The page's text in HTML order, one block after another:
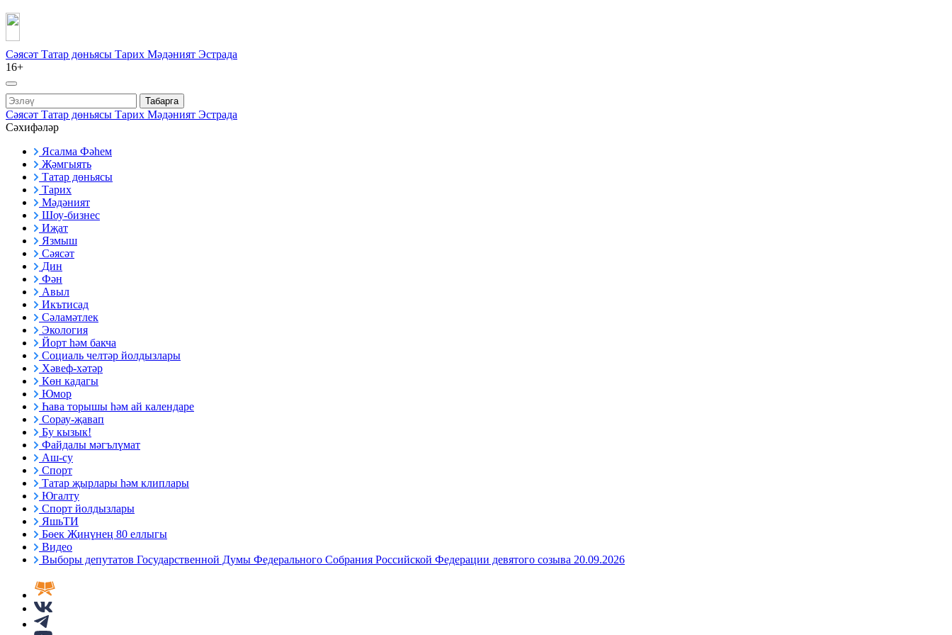
Сәясәт Татар дөньясы Тарих Мәдәният Эстрада
16+
Табарга
Сәясәт Татар дөньясы Тарих Мәдәният Эстрада
Сәхифәләр
Ясалма Фәһем
Җәмгыять
Татар дөньясы
Тарих
Мәдәният
Шоу-бизнес
Иҗат
Язмыш
Сәясәт
Дин
Фән
Авыл
Икътисад
Сәламәтлек
Экология
Йорт һәм бакча
Социаль челтәр йолдызлары
Хәвеф-хәтәр
Көн кадагы
Юмор
Һава торышы һәм ай календаре
Сорау-җавап
Бу кызык!
Файдалы мәгълүмат
Аш-су
Спорт
Татар җырлары һәм клиплары
Югалту
Спорт йолдызлары
ЯшьТИ
Бөек Җиңүнең 80 еллыгы
Видео
Выборы депутатов Государственной Думы Федерального Собрания Российской Федерации девятого созыва 20.09.2026